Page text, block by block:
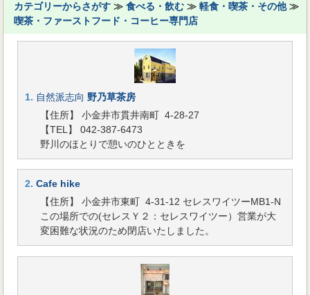
カテゴリーからさがす ≫食べる・飲む ≫軽食・喫茶・その他≫
喫茶・ファーストフード・コーヒー専門店
1. 自然派志向 野乃草茶房
【住所】 小金井市貫井南町 4-28-27
【TEL】 042-387-6473
野川のほとりで憩いのひとときを
2. Cafe hike
【住所】 小金井市東町 4-31-12 セレスワイツーMB1-N
この場所での(セレスＹ２：セレスワイツー）営業が大
変困難な状況のため閉店いたしました。